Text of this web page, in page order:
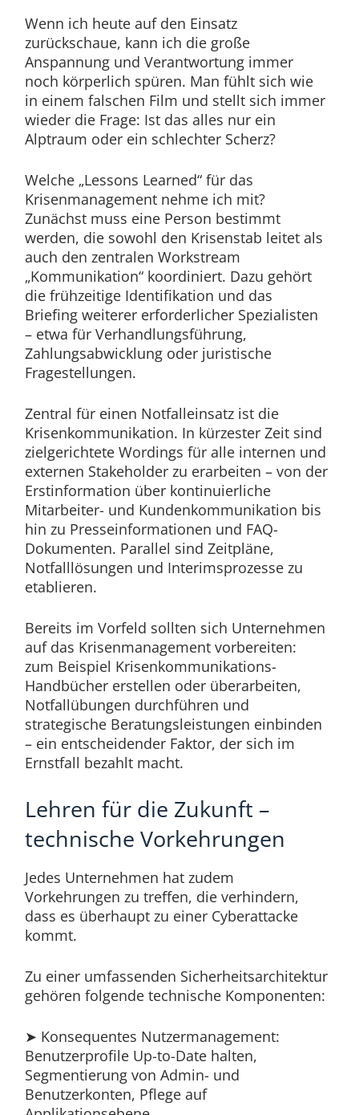
Wenn ich heute auf den Einsatz
zurückschaue, kann ich die große
Anspannung und Verantwortung immer
noch körperlich spüren. Man fühlt sich wie
in einem falschen Film und stellt sich immer
wieder die Frage: Ist das alles nur ein
Alptraum oder ein schlechter Scherz?
Welche „Lessons Learned“ für das
Krisenmanagement nehme ich mit?
Zunächst muss eine Person bestimmt
werden, die sowohl den Krisenstab leitet als
auch den zentralen Workstream
„Kommunikation“ koordiniert. Dazu gehört
die frühzeitige Identifikation und das
Briefing weiterer erforderlicher Spezialisten
– etwa für Verhandlungsführung,
Zahlungsabwicklung oder juristische
Fragestellungen.
Zentral für einen Notfalleinsatz ist die
Krisenkommunikation. In kürzester Zeit sind
zielgerichtete Wordings für alle internen und
externen Stakeholder zu erarbeiten – von der
Erstinformation über kontinuierliche
Mitarbeiter- und Kundenkommunikation bis
hin zu Presseinformationen und FAQ-
Dokumenten. Parallel sind Zeitpläne,
Notfalllösungen und Interimsprozesse zu
etablieren.
Bereits im Vorfeld sollten sich Unternehmen
auf das Krisenmanagement vorbereiten:
zum Beispiel Krisenkommunikations-
Handbücher erstellen oder überarbeiten,
Notfallübungen durchführen und
strategische Beratungsleistungen einbinden
– ein entscheidender Faktor, der sich im
Ernstfall bezahlt macht.
Lehren für die Zukunft –
technische Vorkehrungen
Jedes Unternehmen hat zudem
Vorkehrungen zu treffen, die verhindern,
dass es überhaupt zu einer Cyberattacke
kommt.
Zu einer umfassenden Sicherheitsarchitektur
gehören folgende technische Komponenten:
➤ Konsequentes Nutzermanagement:
Benutzerprofile Up-to-Date halten,
Segmentierung von Admin- und
Benutzerkonten, Pflege auf